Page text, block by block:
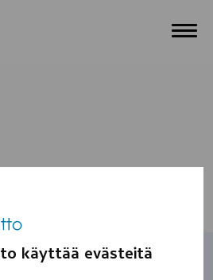
käyttää evästeitä